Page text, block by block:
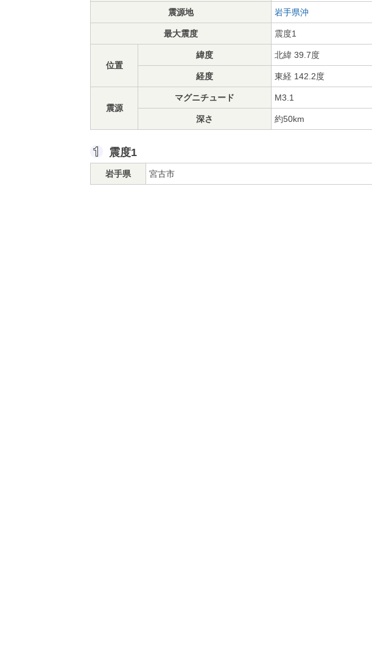
震源地 岩手県沖
最大震度 震度1
位置
緯度 北緯 39.7度
経度 東経 142.2度
震源
マグニチュード M3.1
深さ 約50km
震度1
岩手県 宮古市